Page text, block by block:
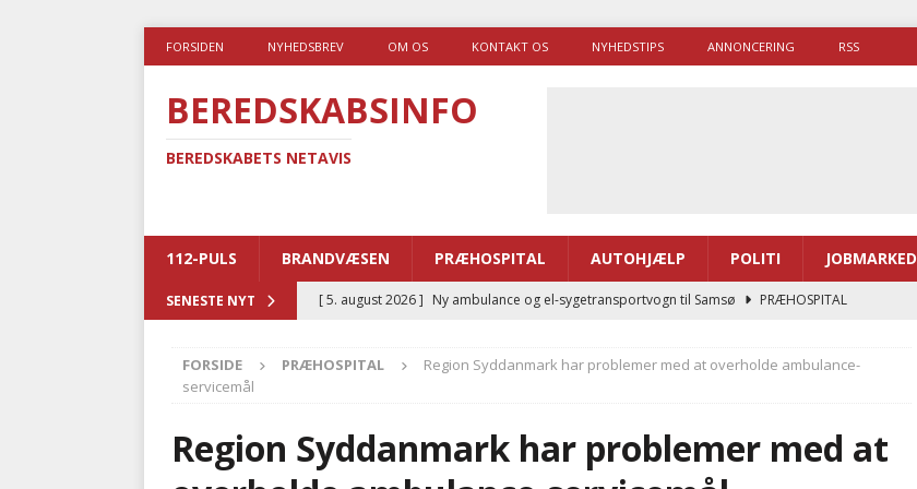
FORSIDEN NYHEDSBREV OM OS KONTAKT OS NYHEDSTIPS ANNONCERING RSS
BEREDSKABSINFO
BEREDSKABETS NETAVIS
112-PULS BRANDVÆSEN PRÆHOSPITAL AUTOHJÆLP POLITI JOBMARKED
SENESTE NYT [ 5. august 2026 ] Ny ambulance og el-sygetransportvogn til Samsø
PRÆHOSPITAL
BRANDVÆSEN
kriminalitet
POLITI
[ 3. august 2026 ] Kommunerne driver flere brandstationer, mens Falcks andel fortsætter
FORSIDE PRÆHOSPITAL
Region Syddanmark har problemer med at overholde ambulance-
servicemål
Region Syddanmark har problemer med at